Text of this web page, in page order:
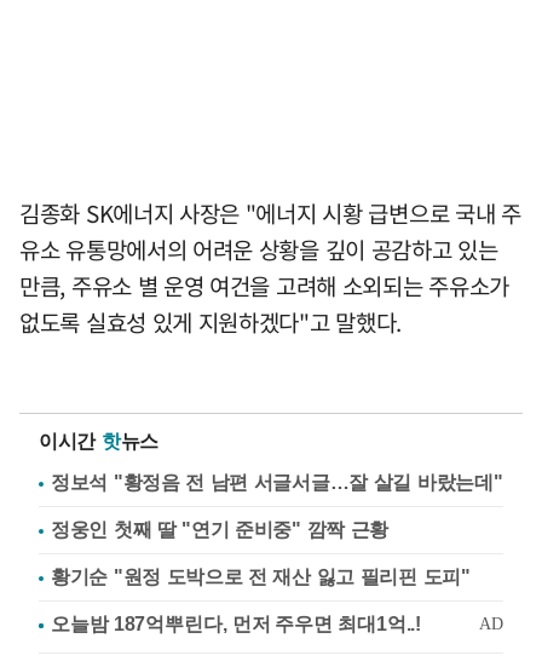
김종화 SK에너지 사장은 "에너지 시황 급변으로 국내 주
유소 유통망에서의 어려운 상황을 깊이 공감하고 있는
만큼, 주유소 별 운영 여건을 고려해 소외되는 주유소가
없도록 실효성 있게 지원하겠다"고 말했다.
이시간 핫뉴스
정보석 "황정음 전 남편 서글서글…잘 살길 바랐는데"
정웅인 첫째 딸 "연기 준비중" 깜짝 근황
황기순 "원정 도박으로 전 재산 잃고 필리핀 도피"